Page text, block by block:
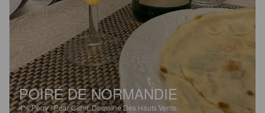
POIRÉ DE NORMANDIE
4%Perry / Pear Cider.Domaine Des Hauts Vents.